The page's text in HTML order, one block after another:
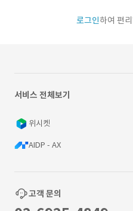
로그인하여 편
서비스 전체보기
위시켓
AIDP - AX
고객 문의